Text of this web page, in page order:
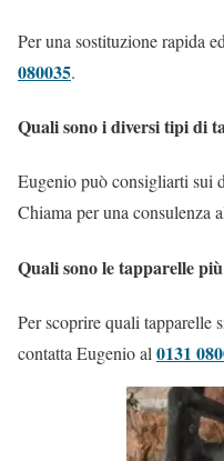
Per una sostituzione rapida
080035.
Quali sono i diversi tipi di
Eugenio può consigliarti sui
Chiama per una consulenza
Quali sono le tapparelle
Per scoprire quali tapparelle
contatta Eugenio al 0131